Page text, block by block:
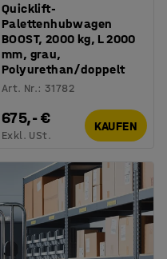
Quicklift-
Palettenhubwagen
BOOST, 2000 kg, L 2000
mm, grau,
Polyurethan/doppelt
Art. Nr.:31782
675,- €
Exkl. USt.
KAUFEN